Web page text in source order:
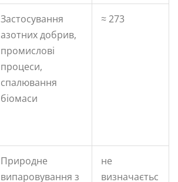
Застосування
азотних добрив,
промислові
процеси,
спалювання
біомаси
≈ 273
Природне
випаровування з
не
визначаєтьс